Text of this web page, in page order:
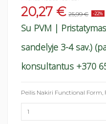
20,27 € 25,99 € -22%
Su PVM |
sandelyje 3-4 sav.)
konsultantus +370
Peilis Nakiri Functional Form,